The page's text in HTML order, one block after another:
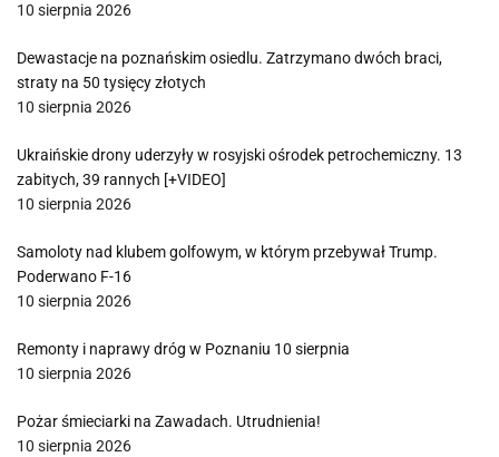
10 sierpnia 2026
Dewastacje na poznańskim osiedlu. Zatrzymano dwóch braci,
straty na 50 tysięcy złotych
10 sierpnia 2026
Ukraińskie drony uderzyły w rosyjski ośrodek petrochemiczny. 13
zabitych, 39 rannych [+VIDEO]
10 sierpnia 2026
Samoloty nad klubem golfowym, w którym przebywał Trump.
Poderwano F-16
10 sierpnia 2026
Remonty i naprawy dróg w Poznaniu 10 sierpnia
10 sierpnia 2026
Pożar śmieciarki na Zawadach. Utrudnienia!
10 sierpnia 2026